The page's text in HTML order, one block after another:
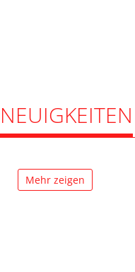
NEUIGKEITEN
Mehr zeigen